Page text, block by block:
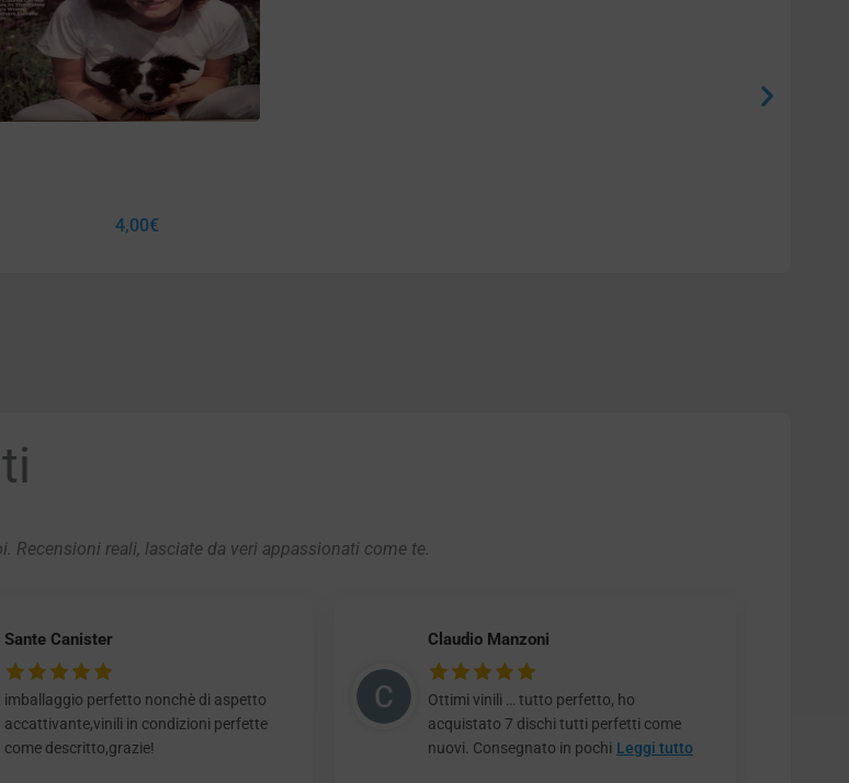
4,00€
reali, lasciate da veri appassionati come te.
Sante Canister
imballaggio perfetto nonchè di aspetto
accattivante,vinili in condizioni perfette
come descritto,grazie!
Claudio Manzoni
Ottimi vinili … tutto perfetto, ho
acquistato 7 dischi tutti perfetti come
nuovi. Consegnato in pochi Leggi tutto